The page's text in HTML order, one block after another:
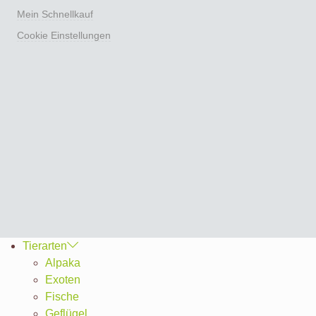
Mein Schnellkauf
Cookie Einstellungen
Tierarten
Alpaka
Exoten
Fische